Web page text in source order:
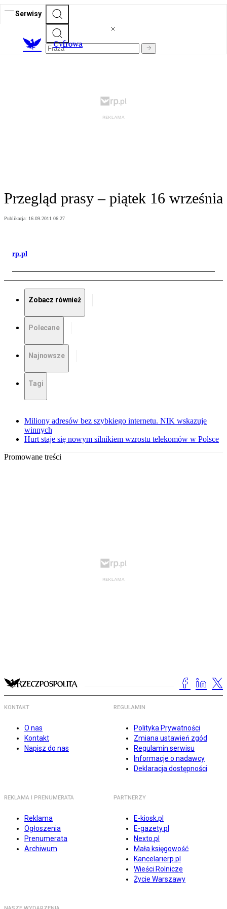
Serwisy
Cyfrowa
Przegląd prasy – piątek 16 września
Publikacja: 16.09.2011 06:27
rp.pl
Zobacz również
Polecane
Najnowsze
Tagi
Miliony adresów bez szybkiego internetu. NIK wskazuje
winnych
Hurt staje się nowym silnikiem wzrostu telekomów w Polsce
Promowane treści
KONTAKT
O nas
Kontakt
Napisz do nas
REGULAMIN
Polityka Prywatności
Zmiana ustawień zgód
Regulamin serwisu
Informacje o nadawcy
Deklaracja dostępności
REKLAMA I PRENUMERATA
Reklama
Ogłoszenia
Prenumerata
Archiwum
PARTNERZY
E-kiosk.pl
E-gazety.pl
Nexto.pl
Mała księgowość
Kancelarierp.pl
Wieści Rolnicze
Życie Warszawy